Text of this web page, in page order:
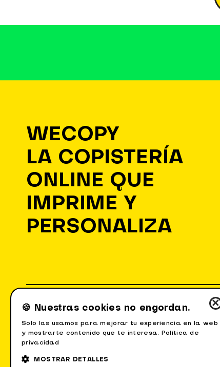
WECOPY
LA COPISTERÍA
ONLINE QUE
IMPRIME Y
PERSONALIZA
Quiénes somos
×
🍪 Nuestras cookies no engordan.
Solo las usamos para mejorar tu experiencia en la web
y mostrarte contenido que te interesa. Política de
privacidad
MOSTRAR DETALLES